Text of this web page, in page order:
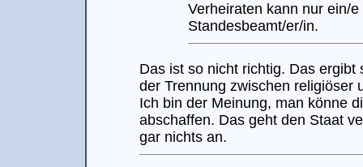
Verheiraten kann nur ein/e
Standesbeamt/er/in.
Das ist so nicht richtig. Das ergibt
der Trennung zwischen religiöser
Ich bin der Meinung, man könne
abschaffen. Das geht den Staat
gar nichts an.